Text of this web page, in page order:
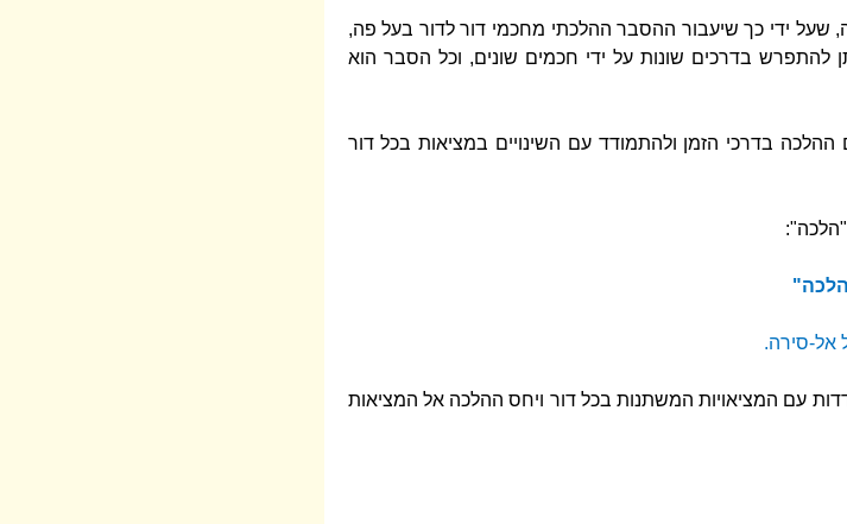
שעל ידי כך שיעבור ההסבר ההלכתי מחכמי דור לדור בעל פה,
להתפרש בדרכים שונות על ידי חכמים שונים, וכל הסבר הוא
בדרכי הזמן ולהתמודד עם השינויים במציאות בכל דור
"הלכה":
אל-סירה.
עם המציאויות המשתנות בכל דור ויחס ההלכה אל המציאות